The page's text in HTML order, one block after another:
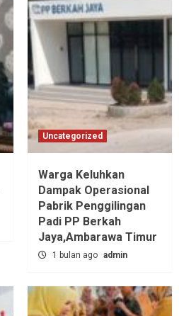
Uncategorized
Warga Keluhkan
Dampak Operasional
Pabrik Penggilingan
Padi PP Berkah
Jaya,‎Ambarawa Timur
1 bulan ago admin